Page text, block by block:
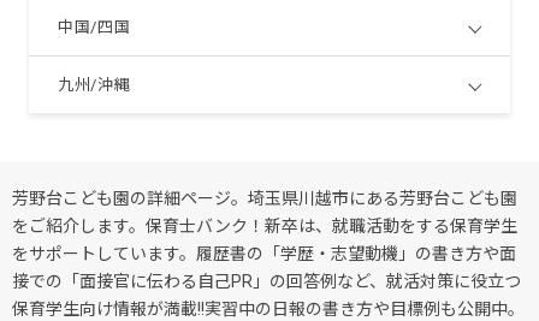
中国/四国
九州/沖縄
芳野台こども園の詳細ページ。埼玉県川越市にある芳野台こども園
をご紹介します。保育士バンク！新卒は、就職活動をする保育学生
をサポートしています。履歴書の「学歴・志望動機」の書き方や面
接での「面接官に伝わる自己PR」の回答例など、就活対策に役立つ
保育学生向け情報が満載!!実習中の日報の書き方や目標例も公開中。